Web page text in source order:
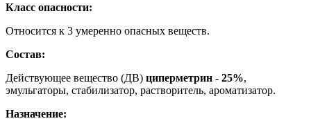
Класс опасности:
Относится к 3 умеренно опасных веществ.
Состав:
Действующее вещество (ДВ) циперметрин - 25%,
эмульгаторы, стабилизатор, растворитель, ароматизатор.
Назначение: